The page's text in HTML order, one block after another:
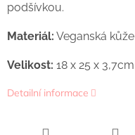
podšívkou.
Materiál: Veganská kůže
Velikost: 18 x 25 x 3,7cm
Detailní informace